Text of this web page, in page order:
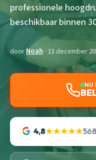
professionele
beschikbaar binnen
doorNoah · 13 december
NU
4,8★★★★★